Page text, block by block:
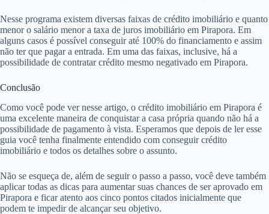
Nesse programa existem diversas faixas de crédito imobiliário e quanto
menor o salário menor a taxa de juros imobiliário em Pirapora. Em
alguns casos é possível conseguir até 100% do financiamento e assim
não ter que pagar a entrada. Em uma das faixas, inclusive, há a
possibilidade de contratar crédito mesmo negativado em Pirapora.
Conclusão
Como você pode ver nesse artigo, o crédito imobiliário em Pirapora é
uma excelente maneira de conquistar a casa própria quando não há a
possibilidade de pagamento à vista. Esperamos que depois de ler esse
guia você tenha finalmente entendido com conseguir crédito
imobiliário e todos os detalhes sobre o assunto.
Não se esqueça de, além de seguir o passo a passo, você deve também
aplicar todas as dicas para aumentar suas chances de ser aprovado em
Pirapora e ficar atento aos cinco pontos citados inicialmente que
podem te impedir de alcançar seu objetivo.